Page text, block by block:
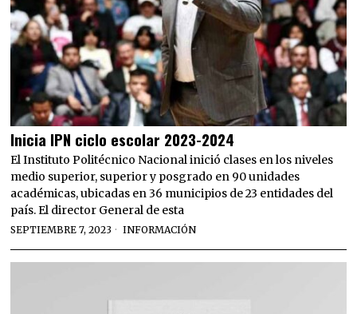
Inicia IPN ciclo escolar 2023-2024
El Instituto Politécnico Nacional inició clases en los niveles
medio superior, superior y posgrado en 90 unidades
académicas, ubicadas en 36 municipios de 23 entidades del
país. El director General de esta
SEPTIEMBRE 7, 2023 INFORMACIÓN